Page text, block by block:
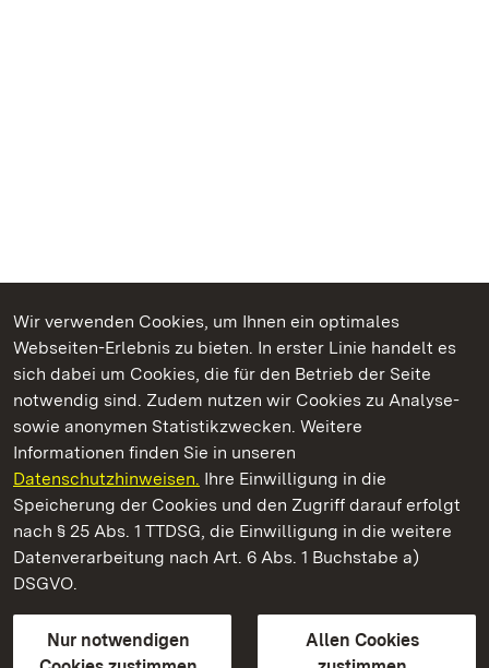
Wir verwenden Cookies, um Ihnen ein optimales
Webseiten-Erlebnis zu bieten. In erster Linie handelt es
sich dabei um Cookies, die für den Betrieb der Seite
notwendig sind. Zudem nutzen wir Cookies zu Analyse-
sowie anonymen Statistikzwecken. Weitere
Informationen finden Sie in unseren
Datenschutzhinweisen. Ihre Einwilligung in die
Speicherung der Cookies und den Zugriff darauf erfolgt
nach § 25 Abs. 1 TTDSG, die Einwilligung in die weitere
Datenverarbeitung nach Art. 6 Abs. 1 Buchstabe a)
DSGVO.
Nur notwendigen
Allen Cookies
Kommen. Staunen. Genießen.
Residenzschloss Rastatt
Staatliche Schlösser und Gärten Baden-Württemberg
Kontakt
GebärdenspracheLeichte Sprache
Erklärung zur Barrierefreiheit
BITV-konform (geprüfte Seiten)